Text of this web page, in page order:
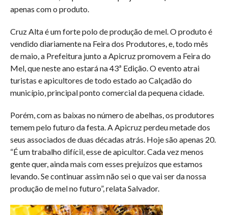
apenas com o produto.
Cruz Alta é um forte polo de produção de mel. O produto é
vendido diariamente na Feira dos Produtores, e, todo mês
de maio, a Prefeitura junto a Apicruz promovem a Feira do
Mel, que neste ano estará na 43ª Edição. O evento atrai
turistas e apicultores de todo estado ao Calçadão do
município, principal ponto comercial da pequena cidade.
Porém, com as baixas no número de abelhas, os produtores
temem pelo futuro da festa. A Apicruz perdeu metade dos
seus associados de duas décadas atrás. Hoje são apenas 20.
“É um trabalho difícil, esse de apicultor. Cada vez menos
gente quer, ainda mais com esses prejuízos que estamos
levando. Se continuar assim não sei o que vai ser da nossa
produção de mel no futuro”, relata Salvador.